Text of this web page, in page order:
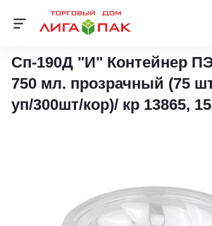
Контейнеры ПЭТ для холодного
Сп-190Д "И" Контейнер
750 мл. прозрачный (75
уп/300шт/кор)/ кр 13865,